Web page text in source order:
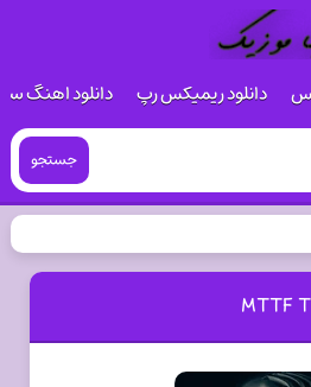
دانلود ریمیکس رپ دانلود اهنگ
جستجو